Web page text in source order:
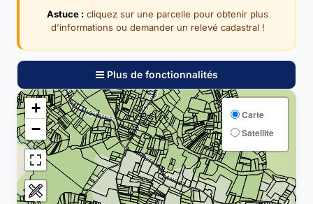
Astuce : cliquez sur une parcelle pour obtenir plus
d'informations ou demander un relevé cadastral !
Plus de fonctionnalités
+
−
Carte
Satellite